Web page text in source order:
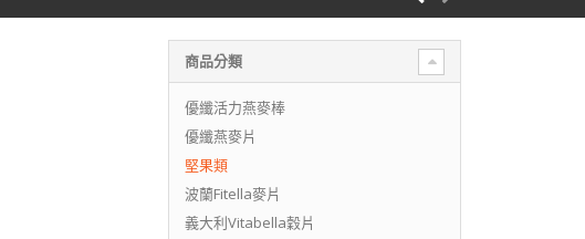
商品分類
優纖活力燕麥棒
優纖燕麥片
堅果類
波蘭Fitella麥片
義大利Vitabella穀片